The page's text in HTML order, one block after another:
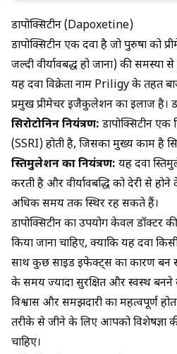
डापोक्सिटीन (Dapoxetine)
डापोक्सिटीनएक दवा है जो पुरुषों को
जल्दी वीर्यावबद्ध हो जाना) की समस्या
यह दवा विक्रेता नाम Priligyके तहत
प्रमुख प्रीमेचर इजैकुलेशन का इलाज है।
सिरोटोनिन नियंत्रण: डापोक्सिटीन एक
(SSRI) होती है, जिसका मुख्य काम है
स्तिमुलेशन का नियंत्रण: यह दवा
करती है और वीर्यावबद्धि को देरी से
अधिक समय तक स्थिर रह सकते हैं।
डापोक्सिटीन का उपयोग केवल डॉक्टर
किया जाना चाहिए, क्योंकि यह दवा
साथ कुछ साइड इफेक्ट्स का कारण बन
के समय ज्यादा सुरक्षित और स्वस्थ
विश्वास और समझदारी का महत्वपूर्ण
तरीके से जीने के लिए आपको विशेषज्ञों
चाहिए।